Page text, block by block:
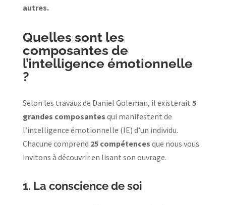
autres.
Quelles sont les
composantes de
l’intelligence émotionnelle
?
Selon les travaux de Daniel Goleman, il existerait 5
grandes composantes qui manifestent de
l’intelligence émotionnelle (IE) d’un individu.
Chacune comprend 25 compétences que nous vous
invitons à découvrir en lisant son ouvrage.
1. La conscience de soi